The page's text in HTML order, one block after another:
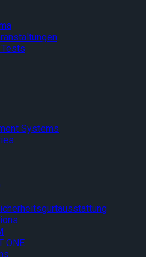
Systems
ONE